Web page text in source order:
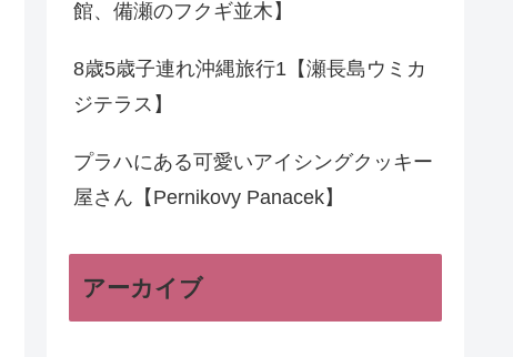
館、備瀬のフクギ並木】
8歳5歳子連れ沖縄旅行1【瀬長島ウミカ
ジテラス】
プラハにある可愛いアイシングクッキー
屋さん【Pernikovy Panacek】
アーカイブ